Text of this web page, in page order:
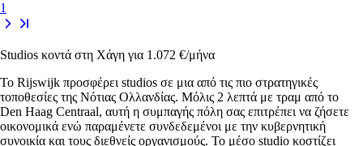
1
Studios κοντά στη Χάγη για 1.072 €/μήνα
Το Rijswijk προσφέρει studios σε μια από τις πιο στρατηγικές
τοποθεσίες της Νότιας Ολλανδίας. Μόλις 2 λεπτά με τραμ από το
Den Haag Centraal, αυτή η συμπαγής πόλη σας επιτρέπει να ζήσετε
οικονομικά ενώ παραμένετε συνδεδεμένοι με την κυβερνητική
συνοικία και τους διεθνείς οργανισμούς. Το μέσο studio κοστίζει